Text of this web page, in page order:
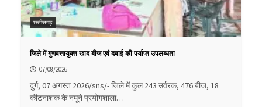
छत्तीसगढ़
जिले में गुणवत्तायुक्त खाद बीज एवं दवाई की पर्याप्त उपलब्धता
07/08/2026
दुर्ग, 07 अगस्त 2026/sns/- जिले में कुल 243 उर्वरक, 476 बीज, 18
कीटनाशक के नमूने प्रयोगशाला…